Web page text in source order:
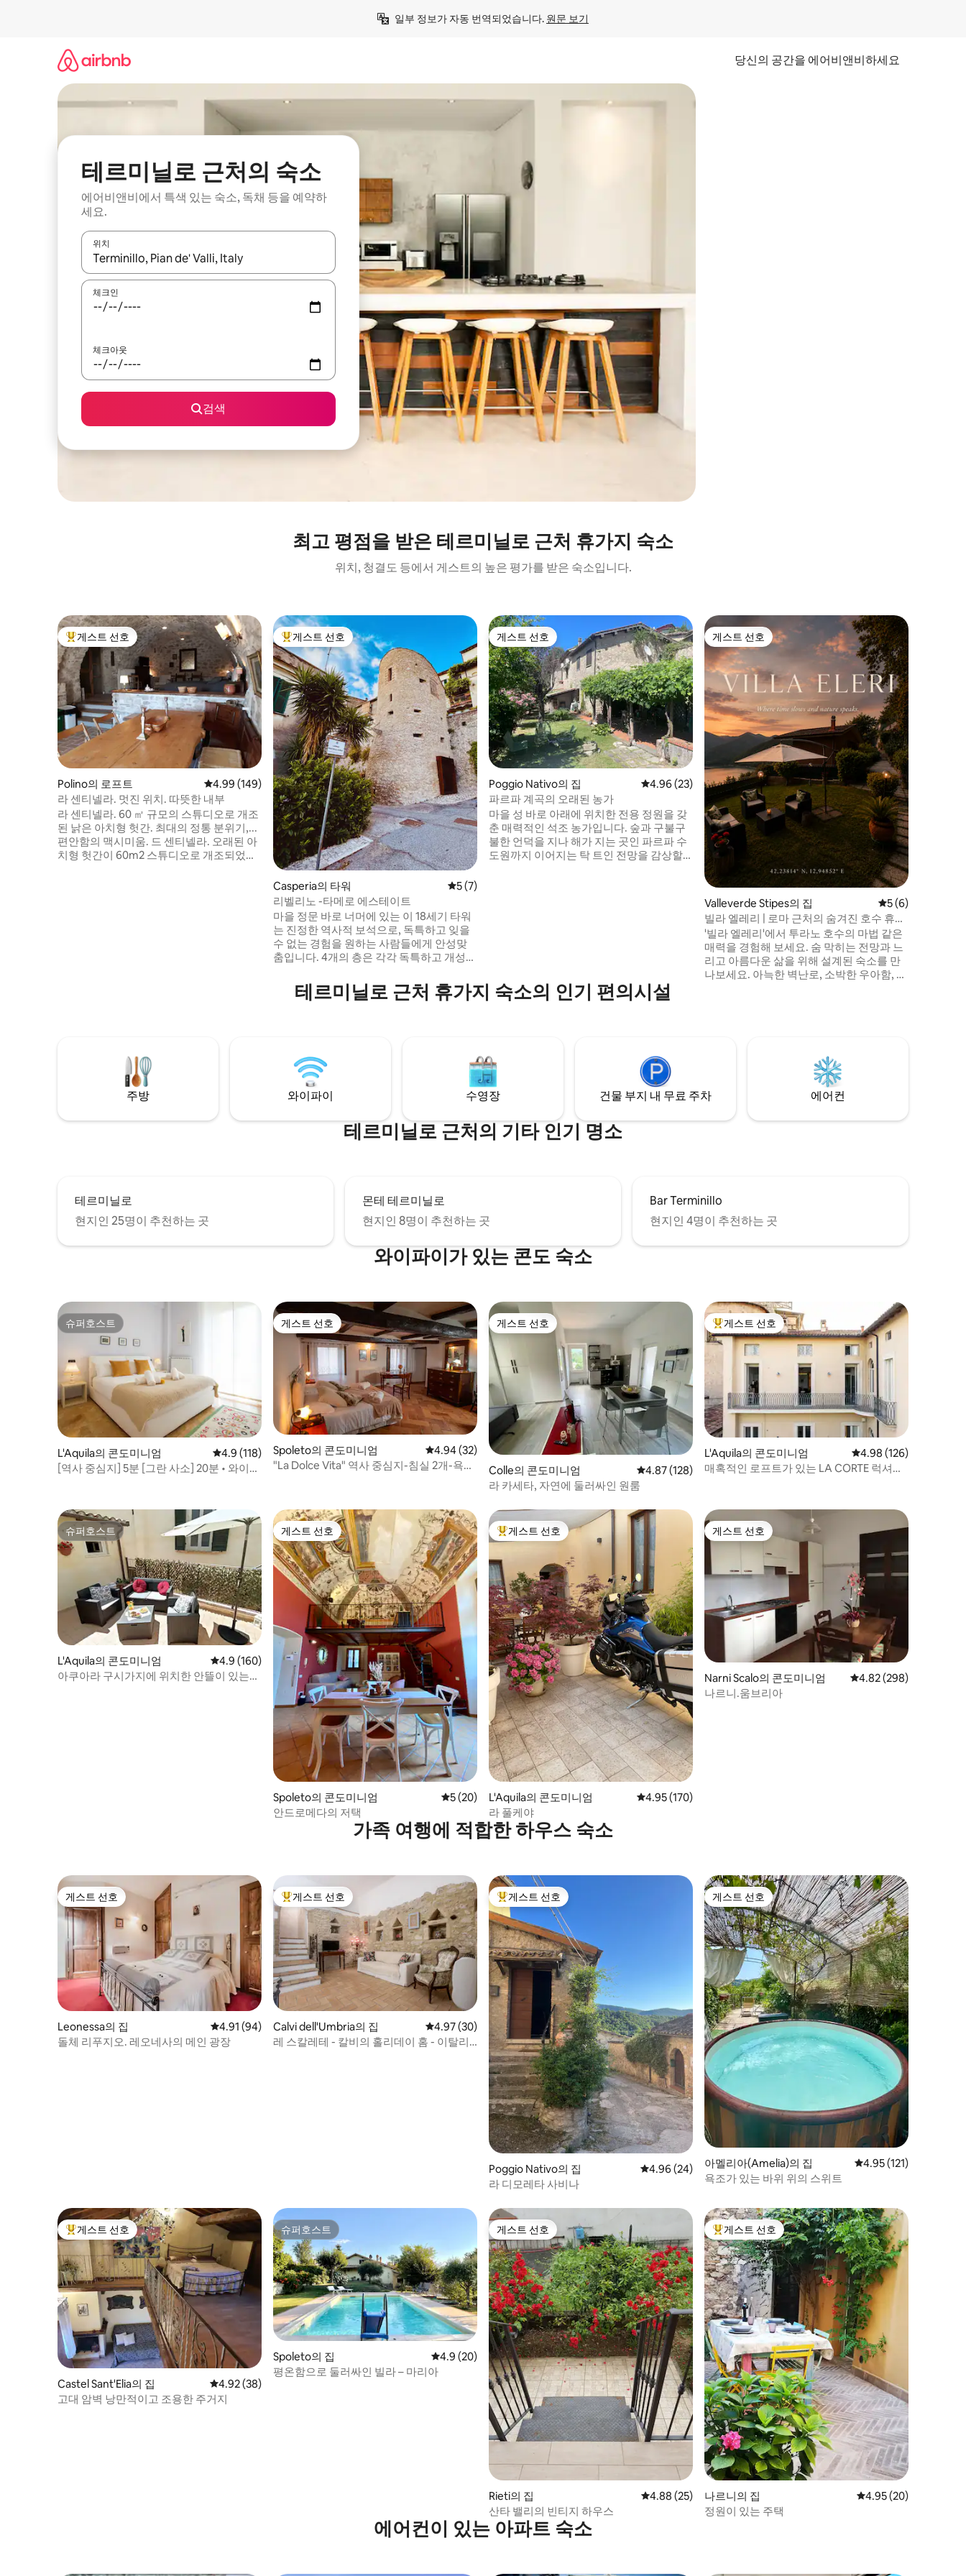
일부 정보가 자동 번역되었습니다. 원문 보기
당신의 공간을 에어비앤비하세요
테르미닐로 근처의 숙소
에어비앤비에서 특색 있는 숙소, 독채 등을 예약하
세요.
위치
결과가 나오면 위·아래 화살표 키를 사용하거나 터치 또는 스와이프 동작으로 탐색하세요.
체크인
체크아웃
검색
최고 평점을 받은 테르미닐로 근처 휴가지 숙소
위치, 청결도 등에서 게스트의 높은 평가를 받은 숙소입니다.
상위 게스트 선호
게스트 선호
Polino의 로프트 평점 4.99점(5점 만점), 후기 149개
4.99 (149)
라 센티넬라. 멋진 위치. 따뜻한 내부
라 센티넬라. 60 ㎡ 규모의 스튜디오로 개조
된 낡은 아치형 헛간. 최대의 정통 분위기,...
편안함의 맥시미움. 드 센티넬라. 오래된 아
치형 헛간이 60m2 스튜디오로 개조되었습
상위 게스트 선호
게스트 선호
Casperia의 타워 평점 5점(5점 만점), 후기 7개
5 (7)
리벨리노 -타메로 에스테이트
마을 정문 바로 너머에 있는 이 18세기 타워
는 진정한 역사적 보석으로, 독특하고 잊을
수 없는 경험을 원하는 사람들에게 안성맞
춤입니다. 4개의 층은 각각 독특하고 개성이
사를 담고 있습니다. 내부에는 원래의 돌담
과 베네치아를 지탱하는 것과 동일한 앤틱
을 찾는 모든 사람에게 이상적입니다!
게스트 선호
게스트 선호
Poggio Nativo의 집 평점 4.96점(5점 만점), 후기 23개
4.96 (23)
파르파 계곡의 오래된 농가
마을 성 바로 아래에 위치한 전용 정원을 갖
춘 매력적인 석조 농가입니다. 숲과 구불구
불한 언덕을 지나 해가 지는 곳인 파르파 수
도원까지 이어지는 탁 트인 전망을 감상할
게스트 선호
게스트 선호
Valleverde Stipes의 집 평점 5점(5점 만점
5 (6)
빌라 엘레리 | 로마 근처의 숨겨진 호수 휴양
지
'빌라 엘레리'에서 투라노 호수의 마법 같은
매력을 경험해 보세요. 숨 막히는 전망과 느
리고 아름다운 삶을 위해 설계된 숙소를 만
나보세요. 아늑한 벽난로, 소박한 우아함, 시
크인, 현지 선장이 이끄는 전용 보트 투어는
호스트를 통해 요청 시 가능합니다(추가 서
테르미닐로 근처 휴가지 숙소의 인기 편의시설
주방 와이파이 수영장 건물 부지 내 무료 주차 에어컨
테르미닐로 근처의 기타 인기 명소
테르미닐로
현지인 25명이 추천하는 곳
몬테 테르미닐로
현지인 8명이 추천하는 곳
Bar Terminillo
현지인 4명이 추천하는 곳
와이파이가 있는 콘도 숙소
슈퍼호스트
슈퍼호스트
L'Aquila의 콘도미니엄 평점 4.9점(5점 만점), 후기 118개
4.9 (118)
[역사 중심지] 5분 [그란 사소] 20분 • 와이파
게스트 선호
게스트 선호
Spoleto의 콘도미니엄 평점 4.94점(5점 만점), 후기 32개
4.94 (32)
"La Dolce Vita" 역사 중심지-침실 2개-욕실
게스트 선호
게스트 선호
Colle의 콘도미니엄 평점 4.87점(5점 만점), 후기 128개
4.87 (128)
라 카세타, 자연에 둘러싸인 원룸
상위 게스트 선호
게스트 선호
L'Aquila의 콘도미니엄 평점 4.98점(5점 만점),
4.98 (126)
매혹적인 로프트가 있는 LA CORTE 럭셔리
슈퍼호스트
슈퍼호스트
L'Aquila의 콘도미니엄 평점 4.9점(5점 만점), 후기 160개
4.9 (160)
아쿠아라 구시가지에 위치한 안뜰이 있는
게스트 선호
게스트 선호
Spoleto의 콘도미니엄 평점 5점(5점 만점), 후기 20개
5 (20)
안드로메다의 저택
상위 게스트 선호
게스트 선호
L'Aquila의 콘도미니엄 평점 4.95점(5점 만점), 후기 170개
4.95 (170)
라 풀케야
게스트 선호
게스트 선호
Narni Scalo의 콘도미니엄 평점 4.82점(5점 만점),
4.82 (298)
나르니.움브리아
가족 여행에 적합한 하우스 숙소
게스트 선호
게스트 선호
Leonessa의 집 평점 4.91점(5점 만점), 후기 94개
4.91 (94)
돌체 리푸지오. 레오네사의 메인 광장
상위 게스트 선호
게스트 선호
Calvi dell'Umbria의 집 평점 4.97점(5점 만점), 후기 30개
4.97 (30)
레 스칼레테 - 칼비의 홀리데이 홈 - 이탈리
상위 게스트 선호
게스트 선호
Poggio Nativo의 집 평점 4.96점(5점 만점), 후기 24개
4.96 (24)
라 디모레타 사비나
게스트 선호
게스트 선호
아멜리아(Amelia)의 집 평점 4.95점(5점 만점),
4.95 (121)
욕조가 있는 바위 위의 스위트
상위 게스트 선호
게스트 선호
Castel Sant'Elia의 집 평점 4.92점(5점 만점), 후기 38개
4.92 (38)
고대 암벽 낭만적이고 조용한 주거지
슈퍼호스트
슈퍼호스트
Spoleto의 집 평점 4.9점(5점 만점), 후기 20개
4.9 (20)
평온함으로 둘러싸인 빌라 – 마리아
게스트 선호
게스트 선호
Rieti의 집 평점 4.88점(5점 만점), 후기 25개
4.88 (25)
산타 밸리의 빈티지 하우스
상위 게스트 선호
게스트 선호
나르니의 집 평점 4.95점(5점 만점),
4.95 (20)
정원이 있는 주택
에어컨이 있는 아파트 숙소